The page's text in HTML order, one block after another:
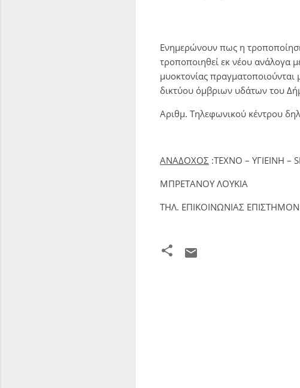
Ενημερώνουν πως η
τροποποιηθεί εκ νέου ανάλογα
μυοκτονίας
δικτύου όμβριων υδάτων του
Αριθμ. Τηλεφωνικού κέντρου
ΑΝΑΔΟΧΟΣ :ΤΕΧΝΟ – ΥΓΙΕΙΝΗ –
ΜΠΡΕΤΑΝΟΥ ΛΟΥΚΙΑ
TΗΛ. ΕΠΙΚΟΙΝΩΝΙΑΣ